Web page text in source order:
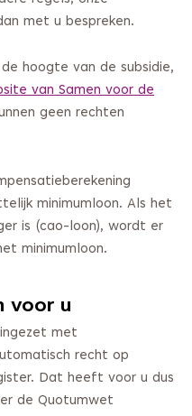
met u bespreken.
hoogte van de subsidie,
van Samen voor de
website)
geen rechten
minimumloon. Als het
is (cao-loon), wordt er
minimumloon.
voor u
met
recht op
Dat heeft voor u dus
de Quotumwet